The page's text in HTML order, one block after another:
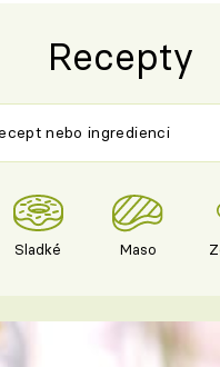
Recepty
Sladké Maso